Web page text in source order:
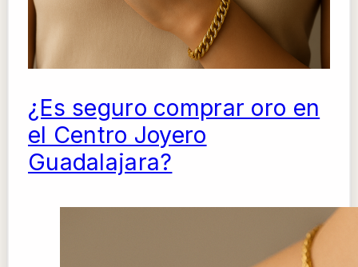
¿Es seguro comprar oro en
el Centro Joyero
Guadalajara?